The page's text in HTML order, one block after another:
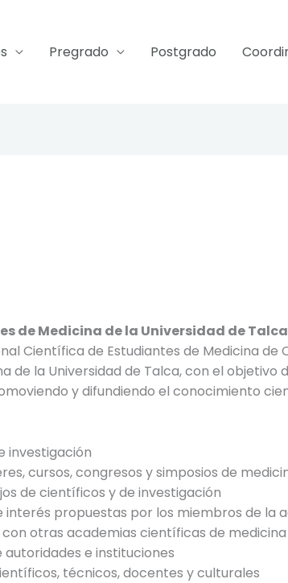
Pregrado Postgrado
de Medicina de la Universidad de Talca
Científica de Estudiantes de Medicina de
de la Universidad de Talca, con el
y difundiendo el conocimiento
investigación
cursos, congresos y simposios de
de científicos y de investigación
propuestas por los miembros de la
otras academias científicas de
e instituciones
técnicos, docentes y culturales